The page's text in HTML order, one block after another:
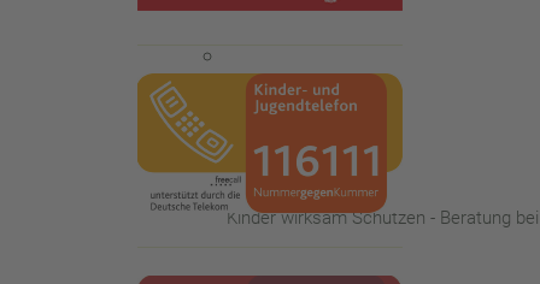
Qualitätsstandards
Kinder wirksam Schützen - Beratung